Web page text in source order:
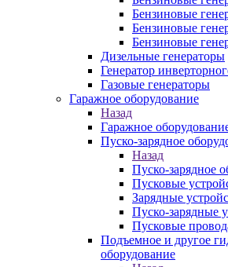
Бензиновые
Бензиновые
Бензиновые
Дизельные генераторы
Генератор
Газовые генераторы
Гаражное оборудование
Назад
Гаражное
Пуско-зарядное
Назад
Пуско-зарядное
Пусковые
Зарядные
Пуско-зарядные
Пусковые
Подъемное и другое
оборудование